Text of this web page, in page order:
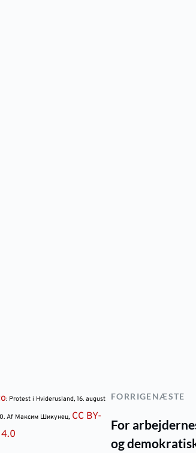
: Protest i Hviderusland, 16. august
Af Максим Шикунец, CC BY-
4.0
FORRIGENÆSTE
For
og